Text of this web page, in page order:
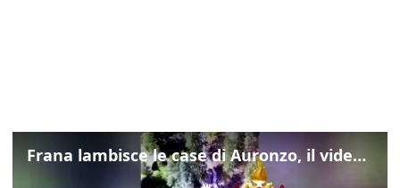
Frana lambisce le case di Auronzo, il video dall'elicottero dei vigili del fuoco